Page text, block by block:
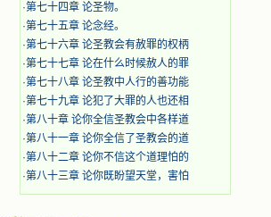
·第七十四章 论圣物。
·第七十五章 论念经。
·第七十六章 论圣教会有赦罪的权柄
·第七十七章 论在什么时候赦人的罪
·第七十八章 论圣教中人行的善功能
·第七十九章 论犯了大罪的人也还相
·第八十章 论你全信圣教会中各样道
·第八十一章 论你全信了圣教会的道
·第八十二章 论你不信这个道理怕的
·第八十三章 论你既盼望天堂，害怕